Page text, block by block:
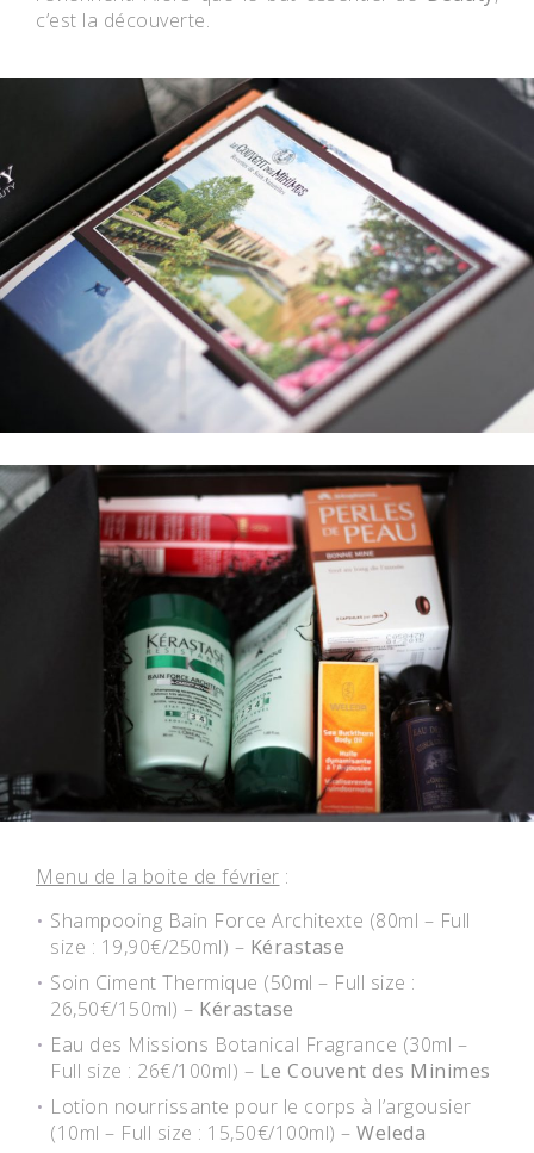
c’est la découverte.
Menu de la boite de février :
Shampooing Bain Force Architexte (80ml – Full
size : 19,90€/250ml) – Kérastase
Soin Ciment Thermique (50ml – Full size :
26,50€/150ml) – Kérastase
Eau des Missions Botanical Fragrance (30ml –
Full size : 26€/100ml) – Le Couvent des Minimes
Lotion nourrissante pour le corps à l’argousier
(10ml – Full size : 15,50€/100ml) – Weleda